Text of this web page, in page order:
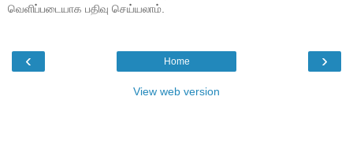
வெளிப்படையாக பதிவு செய்யலாம்.
‹ ›
Home
View web version